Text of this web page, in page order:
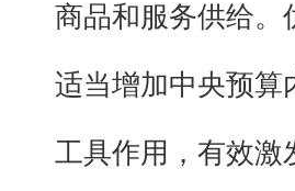
商品和服务供给。
适当增加中央预算
工具作用，有效激